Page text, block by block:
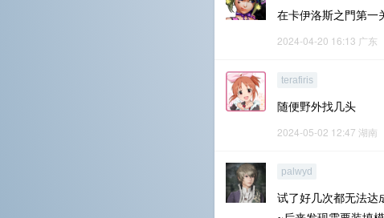
在卡伊洛斯之門第一
2024-04-20 16:13 广东
terafiris
随便野外找几头
2024-05-02 12:47 湖南
palwyd
试了好几次都无法达